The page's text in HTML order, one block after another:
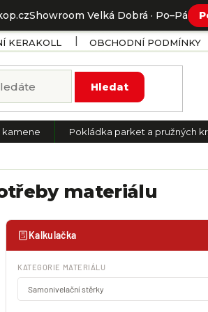
KERAKOLL OBCHODNÍ PODMÍNKY
Hledat
kamene Pokládka parket a pružných
materiálu
Showroom Velká Dobrá · Po–Pá